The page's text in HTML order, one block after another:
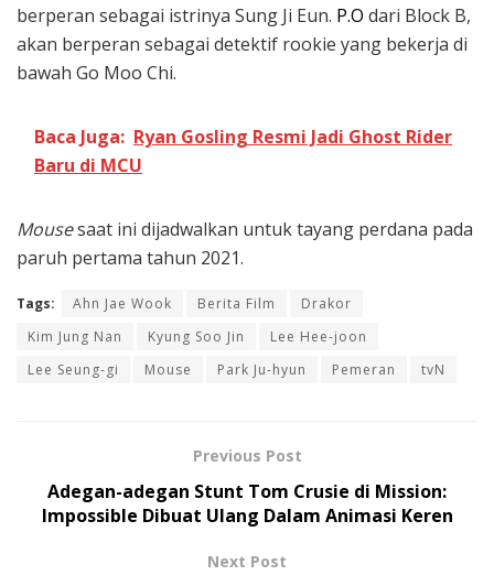
berperan sebagai istrinya Sung Ji Eun. P.O dari Block B,
akan berperan sebagai detektif rookie yang bekerja di
bawah Go Moo Chi.
Baca Juga: Ryan Gosling Resmi Jadi Ghost Rider
Baru di MCU
Mousesaat ini dijadwalkan untuk tayang perdana pada
paruh pertama tahun 2021.
Tags: Ahn Jae Wook Berita Film
Drakor
Kim Jung Nan
Kyung Soo Jin
Lee Hee-joon
Lee Seung-gi
Mouse Park Ju-hyun Pemeran tvN
Previous Post
Adegan-adegan Stunt Tom Crusie di Mission:
Impossible Dibuat Ulang Dalam Animasi Keren
Next Post